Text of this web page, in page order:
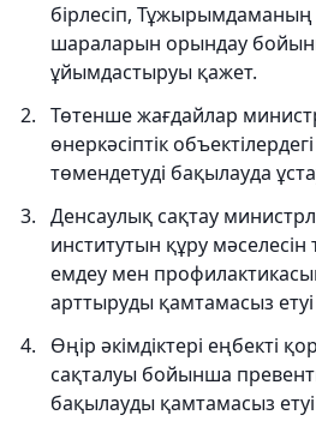
бірлесіп, Тұжырымдаманың
шараларын орындау
ұйымдастыруы қажет.
Төтенше жағдайлар
өнеркәсіптік
төмендетуді бақылауда
Денсаулық сақтау
институтын құру мәселесін
емдеу мен
арттыруды қамтамасыз етуі
Өңір әкімдіктері еңбекті
сақталуы бойынша
бақылауды қамтамасыз етуі